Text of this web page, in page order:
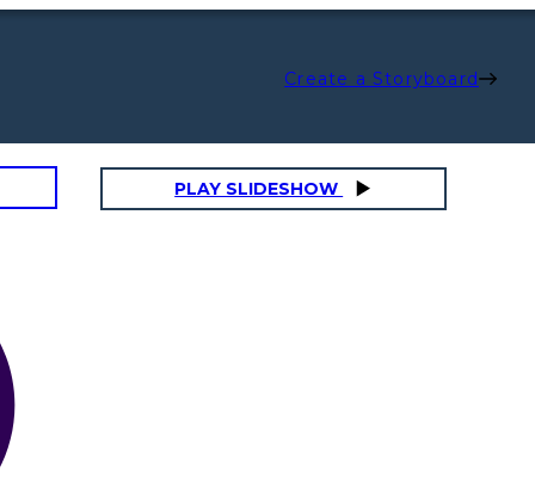
Create a Storyboard
PLAY SLIDESHOW